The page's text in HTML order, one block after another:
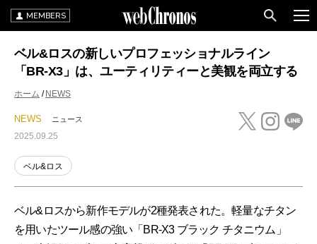
MEMBERS
ベル&ロスの新しいプロフェッショナルライン
「BR-X3」は、ユーティリティーと美観を両立する
ホーム NEWS
NEWS ニュース
2025.09.25
ベル&ロス
ベル&ロスから新作モデルが2種発表された。軽量なチタン
を用いたツール感の強い「BR-X3 ブラック チタニウム」